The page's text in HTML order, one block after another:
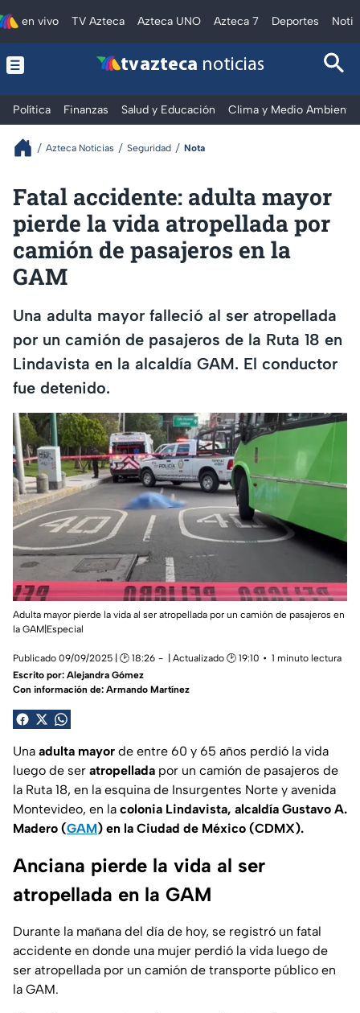
en vivo TV Azteca Azteca UNO Azteca 7 Deportes
tv azteca noticias
Política Finanzas Salud y Educación Clima y Medio Ambiente
Azteca Noticias Seguridad Nota
Fatal accidente: adulta mayor
pierde la vida atropellada por
camión de pasajeros en la
GAM
Una adulta mayor falleció al ser atropellada
por un camión de pasajeros de la Ruta 18 en
Lindavista en la alcaldía GAM. El conductor
fue detenido.
Adulta mayor pierde la vida al ser atropellada por un camión de pasajeros en
la GAM|Especial
Publicado 09/09/2025 | 🕑 18:26 | Actualizado 🕑 19:10
1 minuto lectura
Escrito por: Alejandra Gómez
Con información de: Armando Martínez
Una adulta mayor de entre 60 y 65 años perdió la vida
luego de ser atropellada por un camión de pasajeros de
la Ruta 18, en la esquina de Insurgentes Norte y avenida
Montevideo, en la colonia Lindavista, alcaldía Gustavo A.
Madero (GAM) en la Ciudad de México (CDMX).
Anciana pierde la vida al ser
atropellada en la GAM
Durante la mañana del día de hoy, se registró un fatal
accidente en donde una mujer perdió la vida luego de
ser atropellada por un camión de transporte público en
la GAM.